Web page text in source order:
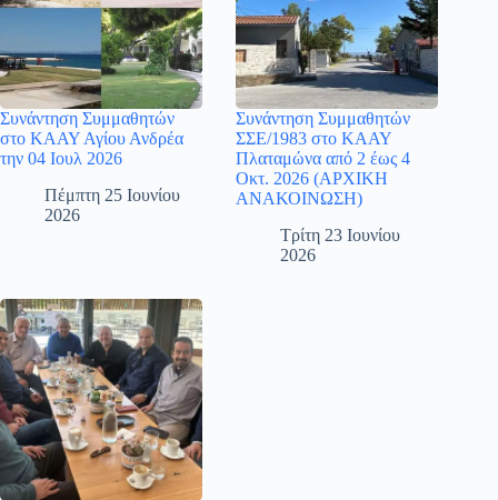
Συνάντηση Συμμαθητών
στο ΚΑΑΥ Αγίου Ανδρέα
την 04 Ιουλ 2026
Πέμπτη 25 Ιουνίου
2026
Συνάντηση Συμμαθητών
ΣΣΕ/1983 στο ΚΑΑΥ
Πλαταμώνα από 2 έως 4
Οκτ. 2026 (ΑΡΧΙΚΗ
ΑΝΑΚΟΙΝΩΣΗ)
Τρίτη 23 Ιουνίου
2026